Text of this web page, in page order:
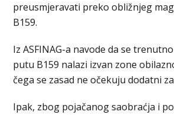
preusmjeravati preko obližnjeg
B159.
Iz ASFINAG-a navode da se
putu B159 nalazi izvan zone
čega se zasad ne očekuju dodatni
Ipak, zbog pojačanog saobraćja i